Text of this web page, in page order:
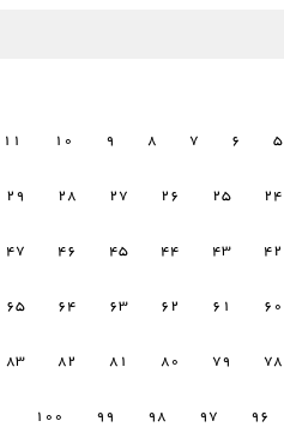
5
6
7
8
9
10
11
24
25
26
27
28
29
42
43
44
45
46
47
60
61
62
63
64
65
78
79
80
81
82
83
96
97
98
99
100